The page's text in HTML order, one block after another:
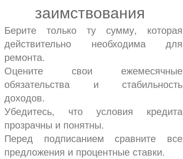
заимствования
Берите только ту сумму, которая
действительно необходима для
ремонта.
Оцените свои ежемесячные
обязательства и стабильность
доходов.
Убедитесь, что условия кредита
прозрачны и понятны.
Перед подписанием сравните все
предложения и процентные ставки.